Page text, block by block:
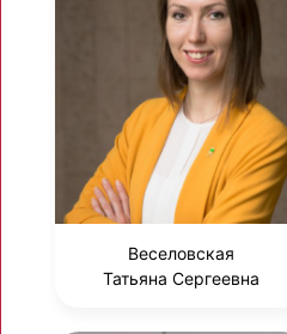
Веселовская
Татьяна Сергеевна